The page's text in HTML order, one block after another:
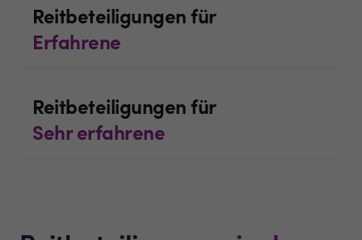
Reitbeteiligungen für
Erfahrene
Reitbeteiligungen für
Sehr erfahrene